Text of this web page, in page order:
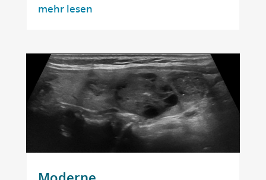
mehr lesen